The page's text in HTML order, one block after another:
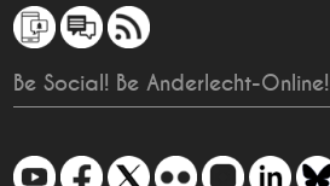
Be Social! Be Anderlecht-Online!